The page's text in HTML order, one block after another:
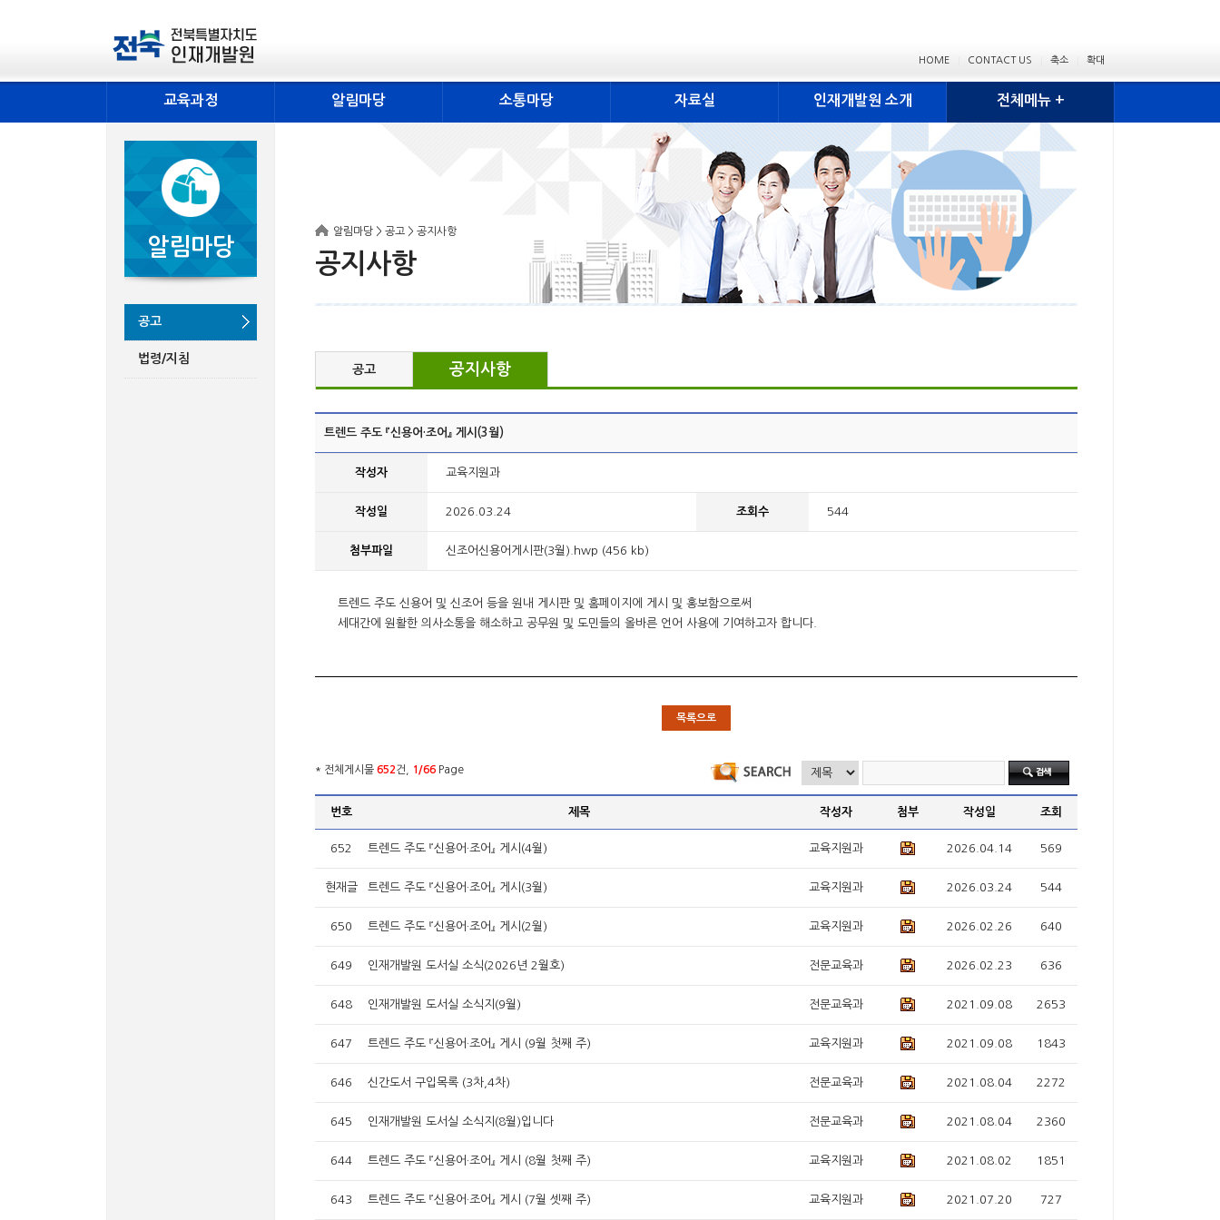
HOME CONTACT US 축소 확대
교육과정 알림마당 소통마당 자료실 인재개발원 소개 전체메뉴 +
알림마당
공고
법령/지침
알림마당 > 공고 > 공지사항
공지사항
공고 공지사항
트렌드 주도 『신용어·조어』 게시(3월)
작성자 교육지원과
작성일 2026.03.24 조회수 544
첨부파일 신조어신용어게시판(3월).hwp (456 kb)
트렌드 주도 신용어 및 신조어 등을 원내 게시판 및 홈페이지에 게시 및 홍보함으로써
세대간에 원활한 의사소통을 해소하고 공무원 및 도민들의 올바른 언어 사용에 기여하고자 합니다.
목록으로
* 전체게시물 652건, 1/66 Page
번호 제목 작성자 첨부 작성일 조회
652 트렌드 주도 『신용어·조어』 게시(4월) 교육지원과 2026.04.14 569
현재글 트렌드 주도 『신용어·조어』 게시(3월) 교육지원과 2026.03.24 544
650 트렌드 주도 『신용어·조어』 게시(2월) 교육지원과 2026.02.26 640
649 인재개발원 도서실 소식(2026년 2월호) 전문교육과 2026.02.23 636
648 인재개발원 도서실 소식지(9월) 전문교육과 2021.09.08 2653
647 트렌드 주도 『신용어·조어』 게시 (9월 첫째 주) 교육지원과 2021.09.08 1843
646 신간도서 구입목록 (3차,4차) 전문교육과 2021.08.04 2272
645 인재개발원 도서실 소식지(8월)입니다 전문교육과 2021.08.04 2360
644 트렌드 주도 『신용어·조어』 게시 (8월 첫째 주) 교육지원과 2021.08.02 1851
643 트렌드 주도 『신용어·조어』 게시 (7월 셋째 주) 교육지원과 2021.07.20 727